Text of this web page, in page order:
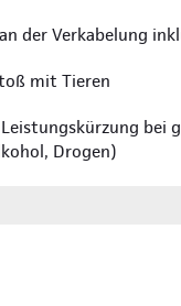
der Verkabelung
mit Tieren
bei
Drogen)